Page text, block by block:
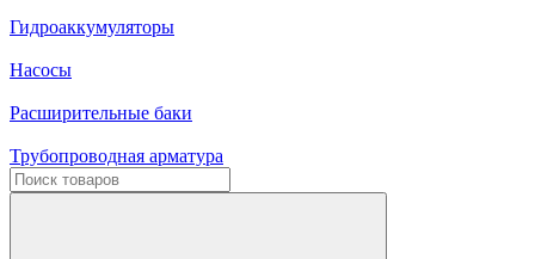
Гидроаккумуляторы
Насосы
Расширительные баки
Трубопроводная арматура